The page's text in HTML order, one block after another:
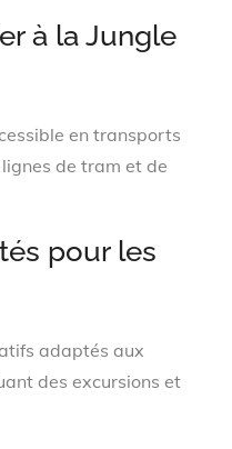
à la Jungle
en transports
de tram et de
pour les
adaptés aux
des excursions et